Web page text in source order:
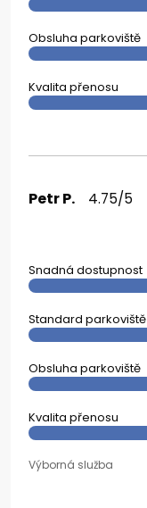
Obsluha parkoviště
Kvalita přenosu
Petr P. 4.75/5
Snadná dostupnost
Standard parkoviště
Obsluha parkoviště
Kvalita přenosu
Výborná služba